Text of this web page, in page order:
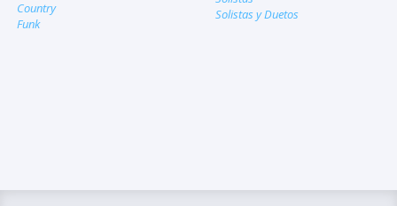
Country
Funk
Solistas y Duetos